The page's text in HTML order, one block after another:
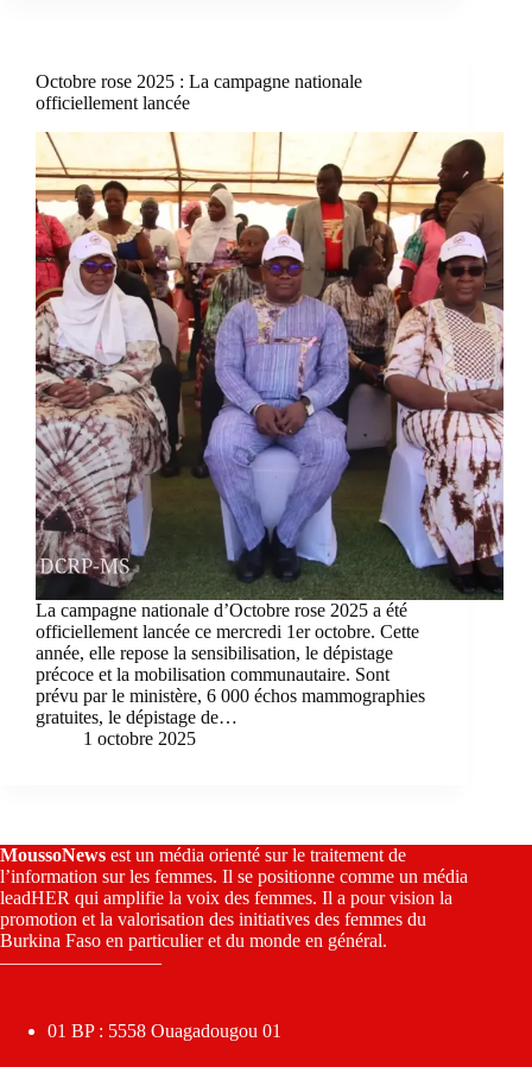
Octobre rose 2025 : La campagne nationale
officiellement lancée
La campagne nationale d’Octobre rose 2025 a été
officiellement lancée ce mercredi 1er octobre. Cette
année, elle repose la sensibilisation, le dépistage
précoce et la mobilisation communautaire. Sont
prévu par le ministère, 6 000 échos mammographies
gratuites, le dépistage de…
1 octobre 2025
MoussoNews est un média orienté sur le traitement de
l’information sur les femmes. Il se positionne comme un média
leadHER qui amplifie la voix des femmes. Il a pour vision la
promotion et la valorisation des initiatives des femmes du
Burkina Faso en particulier et du monde en général.
————————–
01 BP : 5558 Ouagadougou 01